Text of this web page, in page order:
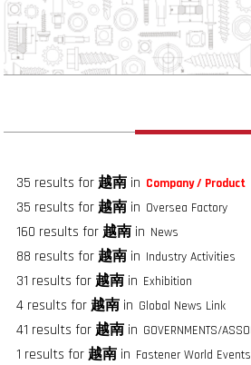
35 results for越南in Company / Product
35 results for越南in Oversea Factory
160 results for越南in News
88 results for越南in Industry Activities
31 results for越南in Exhibition
4 results for越南in Global News Link
41 results for越南in
1 results for越南in Fastener World Events